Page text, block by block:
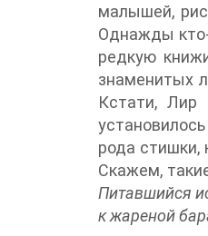
малышей,
Однажды кто-
редкую
знаменитых
Кстати, Лир
рода стишки,
Скажем,
Питавшийся
к жареной